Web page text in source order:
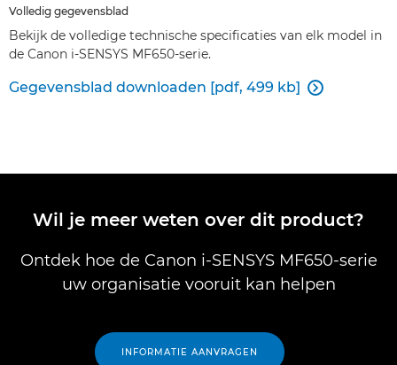
Volledig gegevensblad
Bekijk de volledige technische specificaties van elk model in
de Canon i-SENSYS MF650-serie.
Gegevensblad downloaden [pdf, 499 kb] 
Wil je meer weten over dit product?
Ontdek hoe de Canon i-SENSYS MF650-serie
uw organisatie vooruit kan helpen
INFORMATIE AANVRAGEN